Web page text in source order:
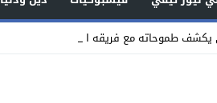
يكشف طموحاته مع فريقه الجديد راسي _